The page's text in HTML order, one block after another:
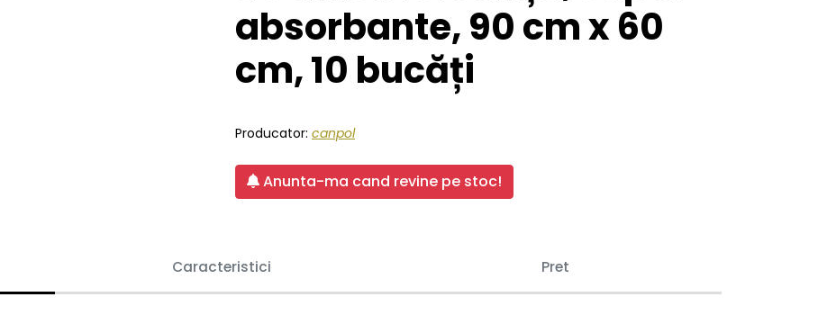
absorbante, 90 cm x 60
cm, 10 bucăți
Producator: canpol
Anunta-ma cand revine pe stoc!
Caracteristici Pret